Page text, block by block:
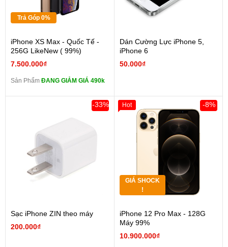
Trả Góp 0%
iPhone XS Max - Quốc Tế -
256G LikeNew ( 99%)
7.500.000₫
Sản Phẩm ĐANG GIẢM GIÁ 490k
Dán Cường Lực iPhone 5,
iPhone 6
50.000₫
Sạc iPhone ZIN theo máy
200.000₫
-33%
GIÁ SHOCK
!
iPhone 12 Pro Max - 128G
Máy 99%
10.900.000₫
-8%
Hot